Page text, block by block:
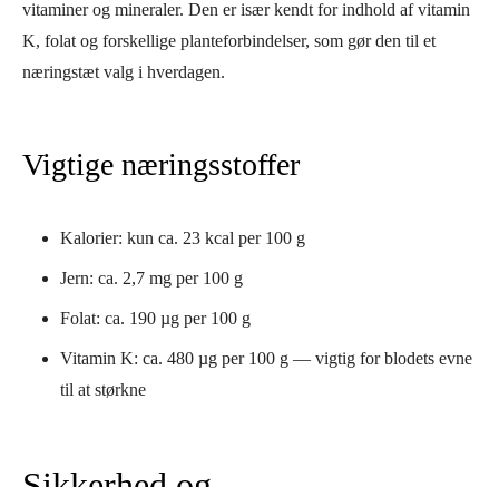
vitaminer og mineraler. Den er især kendt for indhold af vitamin
K, folat og forskellige planteforbindelser, som gør den til et
næringstæt valg i hverdagen.
Vigtige næringsstoffer
Kalorier: kun ca. 23 kcal per 100 g
Jern: ca. 2,7 mg per 100 g
Folat: ca. 190 µg per 100 g
Vitamin K: ca. 480 µg per 100 g — vigtig for blodets evne
til at størkne